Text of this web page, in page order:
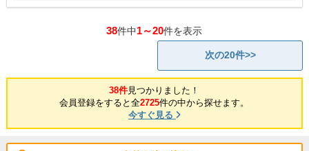
38件中1～20件を表示
次の20件>>
38件見つかりました！
会員登録をすると全2725件の中から探せます。
今すぐ見る